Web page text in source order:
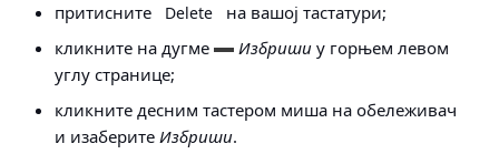
притисните
Delete
на вашој тастатури;
кликните на дугме
Избришиу горњем левом
углу странице;
кликните десним тастером миша на обележивач
и изаберите Избриши.